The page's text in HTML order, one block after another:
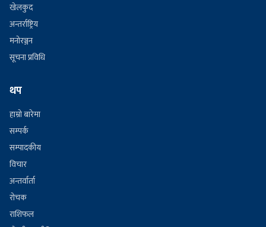
खेलकुद
अन्तर्राष्ट्रिय
मनोरञ्जन
सूचना प्रविधि
थप
हाम्रो बारेमा
सम्पर्क
सम्पादकीय
विचार
अन्तर्वार्ता
रोचक
राशिफल